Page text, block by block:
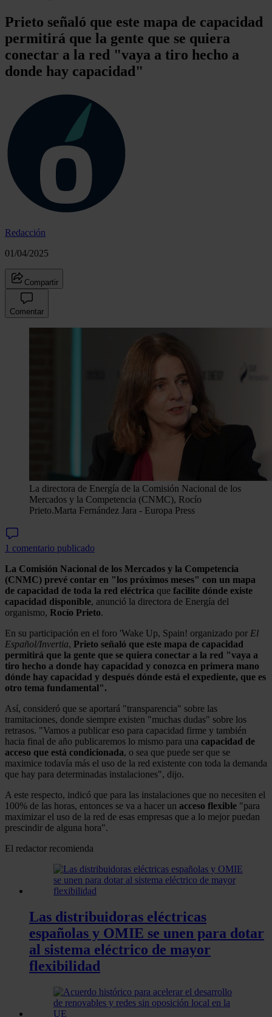
Prieto señaló que este mapa de capacidad
permitirá que la gente que se quiera
conectar a la red "vaya a tiro hecho a
donde hay capacidad"
Redacción
01/04/2025
Compartir
Comentar
La directora de Energía de la Comisión Nacional de los
Mercados y la Competencia (CNMC), Rocío
Prieto.Marta Fernández Jara - Europa Press
1 comentario publicado
La Comisión Nacional de los Mercados y la Competencia
(CNMC) prevé contar en "los próximos meses" con un mapa
de capacidad de toda la red eléctrica que facilite dónde existe
capacidad disponible, anunció la directora de Energía del
organismo, Rocío Prieto.
En su participación en el foro 'Wake Up, Spain! organizado por El
Español/Invertia, Prieto señaló que este mapa de capacidad
permitirá que la gente que se quiera conectar a la red "vaya a
tiro hecho a donde hay capacidad y conozca en primera mano
dónde hay capacidad y después dónde está el expediente, que es
otro tema fundamental".
Así, consideró que se aportará "transparencia" sobre las
tramitaciones, donde siempre existen "muchas dudas" sobre los
retrasos. "Vamos a publicar eso para capacidad firme y también
hacia final de año publicaremos lo mismo para una capacidad de
acceso que está condicionada, o sea que puede ser que se
maximice todavía más el uso de la red existente con toda la demanda
que hay para determinadas instalaciones", dijo.
A este respecto, indicó que para las instalaciones que no necesiten el
100% de las horas, entonces se va a hacer un acceso flexible "para
maximizar el uso de la red de esas empresas que a lo mejor puedan
prescindir de alguna hora".
El redactor recomienda
Las distribuidoras eléctricas
españolas y OMIE se unen para dotar
al sistema eléctrico de mayor
flexibilidad